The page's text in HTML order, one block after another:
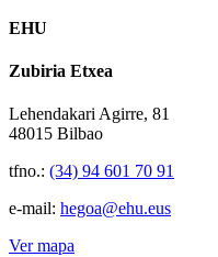
EHU
Zubiria Etxea
Lehendakari Agirre, 81
48015 Bilbao
tfno.: (34) 94 601 70 91
e-mail: hegoa@ehu.eus
Ver mapa